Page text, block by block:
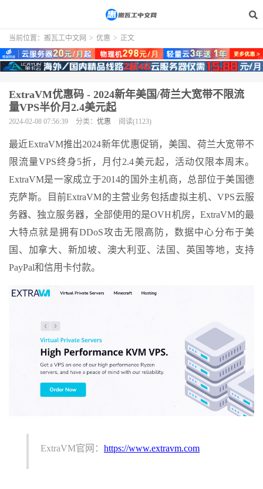
当前位置： 搬瓦工中文网 > 优惠 > 正文
ExtraVM优惠码 - 2024新年美国/荷兰大宽带不限流
量VPS半价月2.4美元起
2024-02-08 07:56:39 分类： 优惠 阅读(1123)
最近ExtraVM推出2024新年优惠促销，美国、荷兰大宽带不
限流量VPS终身5折，月付2.4美元起，活动仅限本周末。
ExtraVM是一家成立于2014的国外主机商，总部位于美国德
克萨斯。目前ExtraVM的主营业务包括虚拟主机、VPS云服
务器、独立服务器，全部使用的是OVH机房，ExtraVM的最
大特点就是拥有DDoS攻击无限高防，数据中心分布于美
国、加拿大、新加坡、澳大利亚、法国、英国等地，支持
PayPal和信用卡付款。
ExtraVM官网： https://www.extravm.com